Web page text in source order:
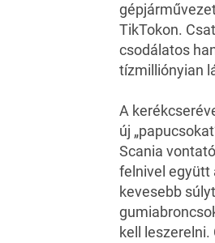
TikTokon.
csodálatos
tízmilliónyian
A
új
Scania
felnivel együtt
kevesebb
kell